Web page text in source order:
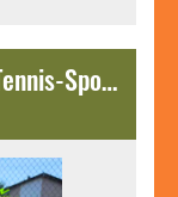
Du interessierst Dich für den Tennis-Sport? Komm an unsere Sonntags-Plauschspiele.